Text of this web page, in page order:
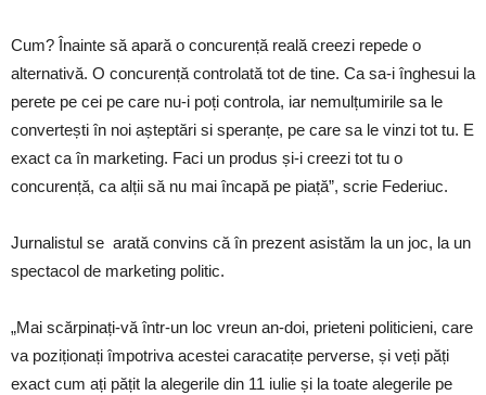
Cum? Înainte să apară o concurență reală creezi repede o
alternativă. O concurență controlată tot de tine. Ca sa-i înghesui la
perete pe cei pe care nu-i poți controla, iar nemulțumirile sa le
convertești în noi așteptări si speranțe, pe care sa le vinzi tot tu. E
exact ca în marketing. Faci un produs și-i creezi tot tu o
concurență, ca alții să nu mai încapă pe piață”, scrie Federiuc.
Jurnalistul se arată convins că în prezent asistăm la un joc, la un
spectacol de marketing politic.
„Mai scărpinați-vă într-un loc vreun an-doi, prieteni politicieni, care
va poziționați împotriva acestei caracatițe perverse, și veți păți
exact cum ați pățit la alegerile din 11 iulie și la toate alegerile pe